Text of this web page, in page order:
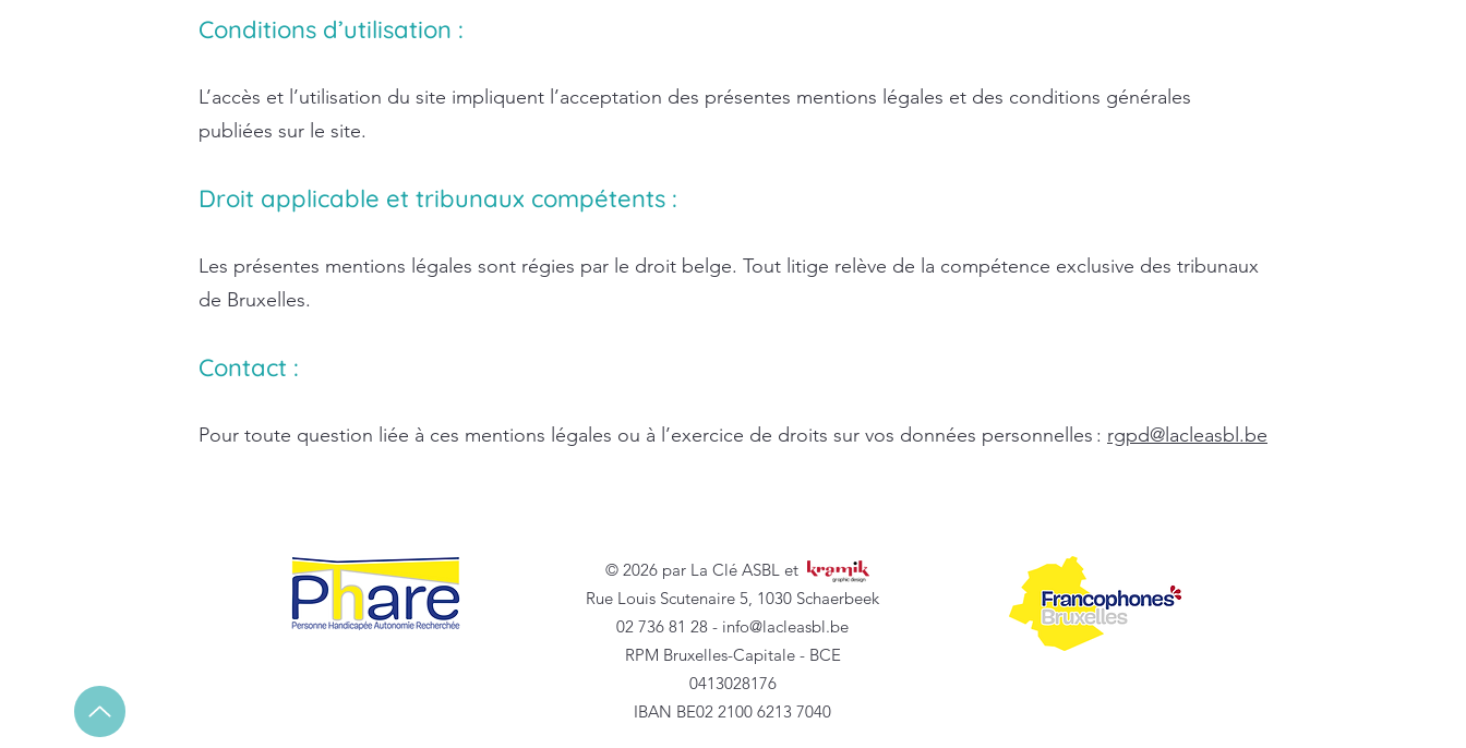
Conditions d’utilisation :
L’accès et l’utilisation du site impliquent l’acceptation des présentes mentions légales et des conditions générales
publiées sur le site.
Droit applicable et tribunaux compétents :
Les présentes mentions légales sont régies par le droit belge. Tout litige relève de la compétence exclusive des tribunaux
de Bruxelles.
Contact :
Pour toute question liée à ces mentions légales ou à l’exercice de droits sur vos données personnelles : rgpd@lacleasbl.be
© 2026 par La Clé ASBL et
Rue Louis Scutenaire 5, 1030 Schaerbeek
02 736 81 28 - info@lacleasbl.be
RPM Bruxelles-Capitale - BCE
0413028176
IBAN BE02 2100 6213 7040